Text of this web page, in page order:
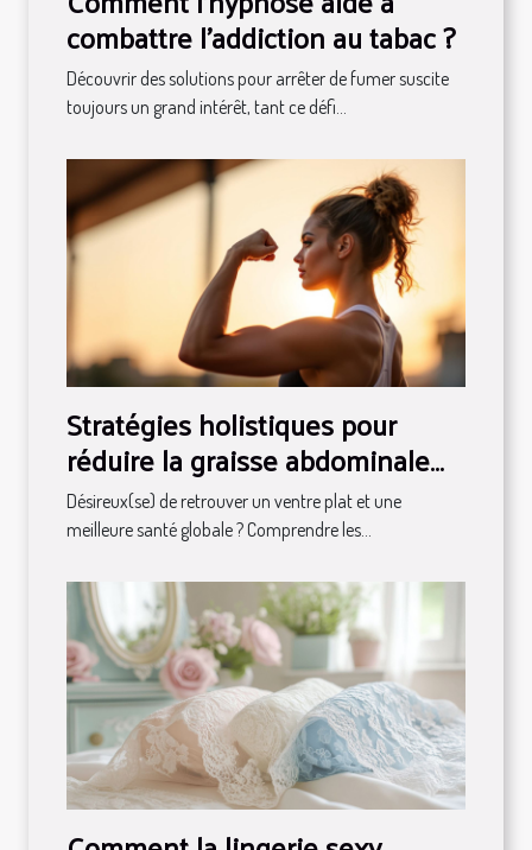
combattre l'addiction au tabac ?
Découvrir des solutions pour arrêter de fumer suscite
toujours un grand intérêt, tant ce défi...
Stratégies holistiques pour
réduire la graisse abdominale
durablement
Désireux(se) de retrouver un ventre plat et une
meilleure santé globale ? Comprendre les...